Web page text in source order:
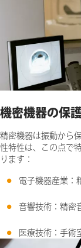
機密機器の保
精密機器は振動から
性特性は、この点で
ります：
電子機器産業：
音響技術：精密
医療技術：手術